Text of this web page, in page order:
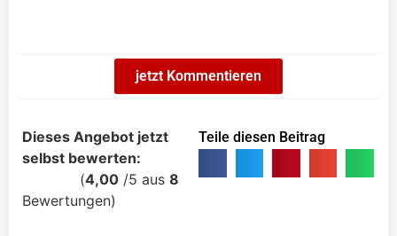
jetzt Kommentieren
Dieses Angebot jetzt
selbst bewerten:
(4,00 /5 aus 8
Bewertungen)
Teile diesen Beitrag